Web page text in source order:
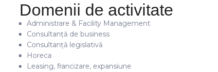
Domenii de activitate
Administrare & Facility Management
Consultanță de business
Consultanță legislativă
Horeca
Leasing, francizare, expansiune